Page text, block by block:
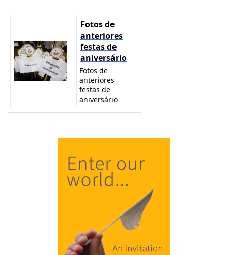
Fotos de
anteriores
festas de
aniversário
Fotos de
anteriores
festas de
aniversário